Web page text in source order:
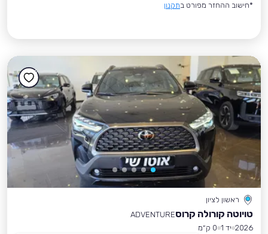
*חישוב ההחזר מפורט בתקנון
ראשון לציון
טויוטה קורולה קרוסADVENTURE
2026 יד 1
0 ק״מ